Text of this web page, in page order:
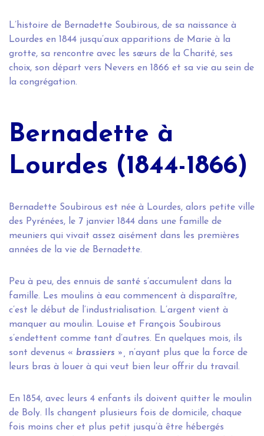
L’histoire de Bernadette Soubirous, de sa naissance à
Lourdes en 1844 jusqu’aux apparitions de Marie à la
grotte, sa rencontre avec les sœurs de la Charité, ses
choix, son départ vers Nevers en 1866 et sa vie au sein de
la congrégation.
Bernadette à
Lourdes (1844-1866)
Bernadette Soubirous est née à Lourdes, alors petite ville
des Pyrénées, le 7 janvier 1844 dans une famille de
meuniers qui vivait assez aisément dans les premières
années de la vie de Bernadette.
Peu à peu, des ennuis de santé s’accumulent dans la
famille. Les moulins à eau commencent à disparaître,
c’est le début de l’industrialisation. L’argent vient à
manquer au moulin. Louise et François Soubirous
s’endettent comme tant d’autres. En quelques mois, ils
sont devenus « brassiers », n’ayant plus que la force de
leurs bras à louer à qui veut bien leur offrir du travail.
En 1854, avec leurs 4 enfants ils doivent quitter le moulin
de Boly. Ils changent plusieurs fois de domicile, chaque
fois moins cher et plus petit jusqu’à être hébergés